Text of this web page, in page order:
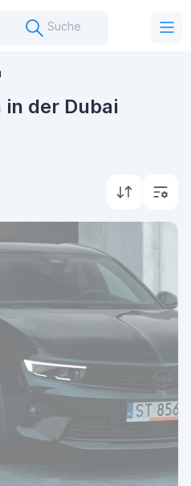
Suche
der Dubai